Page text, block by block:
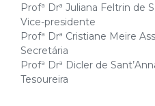
Profª Drª Juliana Feltrin de
Vice-presidente
Profª Drª Cristiane Meire
Secretária
Profª Drª Dicler de
Tesoureira